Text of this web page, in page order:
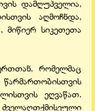
დამღუპველია,
აღმოჩნდა,
სიკეთეთა
რომელმაც
ეღვაწათ.
ძველაღთქმისეული